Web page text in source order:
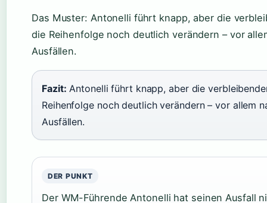
Das Muster: Antonelli führt knapp, aber die
die Reihenfolge noch deutlich verändern – vor
Ausfällen.
Fazit: Antonelli führt knapp, aber die
Reihenfolge noch deutlich verändern – vor allem
Ausfällen.
DER PUNKT
Der WM-Führende Antonelli hat seinen Ausfall